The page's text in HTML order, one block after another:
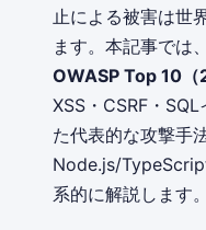
止による被害は世
ます。本記事では
OWASP Top 10（
XSS・CSRF・
た代表的な攻撃手
Node.js/
系的に解説します。